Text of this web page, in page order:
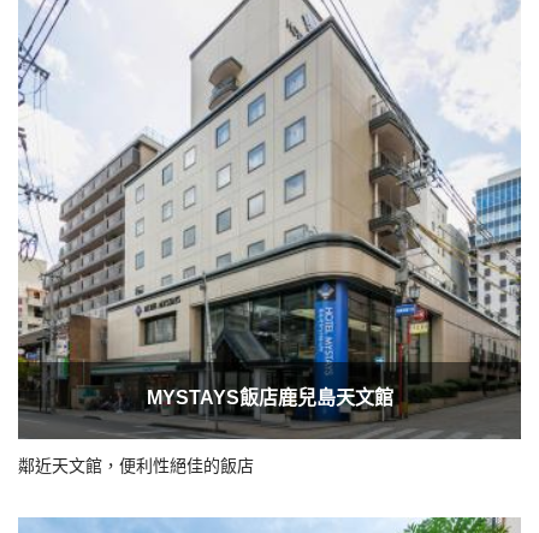
MYSTAYS飯店鹿兒島天文館
鄰近天文館，便利性絕佳的飯店